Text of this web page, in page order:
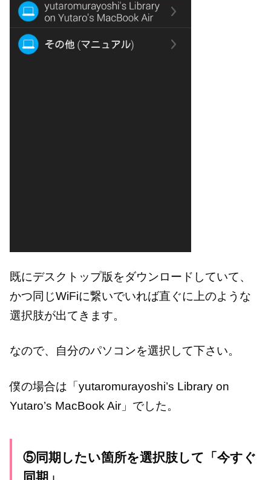
既にデスクトップ版をダウンロードしていて、
かつ同じWiFiに繋いでいれば直ぐに上のような
選択肢が出てきます。
なので、自分のパソコンを選択して下さい。
僕の場合は「yutaromurayoshi’s Library on
Yutaro’s MacBook Air」でした。
⑤同期したい箇所を選択肢して「今すぐ
同期」